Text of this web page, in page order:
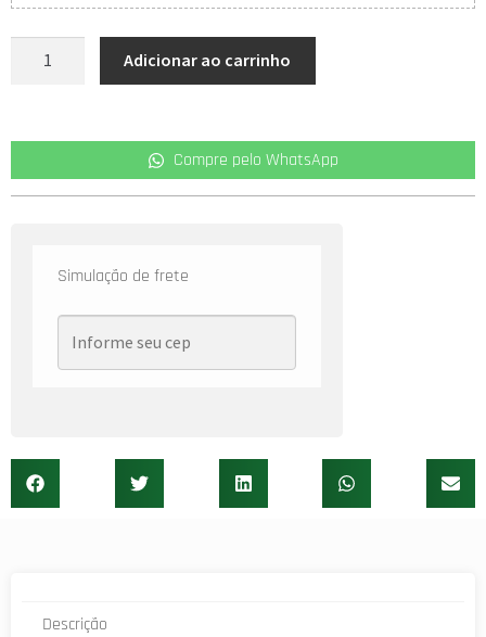
Adicionar ao carrinho
Compre pelo WhatsApp
Simulação de frete
Descrição